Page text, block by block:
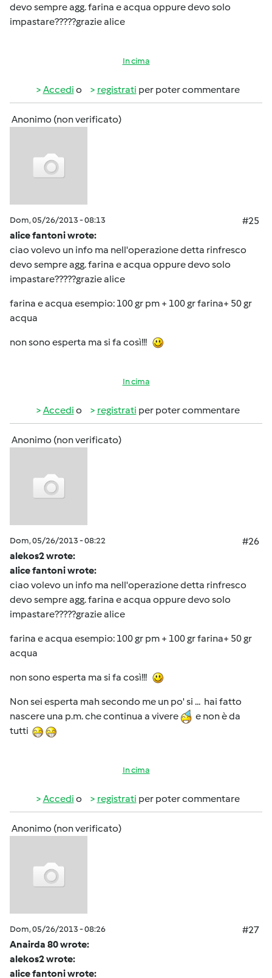
devo sempre agg. farina e acqua oppure devo solo
impastare?????grazie alice
In cima
Accedi o registrati per poter commentare
Anonimo (non verificato)
Dom, 05/26/2013 - 08:13
#25
alice fantoni wrote:
ciao volevo un info ma nell'operazione detta rinfresco
devo sempre agg. farina e acqua oppure devo solo
impastare?????grazie alice
farina e acqua esempio: 100 gr pm + 100 gr farina+ 50 gr
acqua
non sono esperta ma si fa così!!!
In cima
Accedi o registrati per poter commentare
Anonimo (non verificato)
Dom, 05/26/2013 - 08:22
#26
alekos2 wrote:
alice fantoni wrote:
ciao volevo un info ma nell'operazione detta rinfresco
devo sempre agg. farina e acqua oppure devo solo
impastare?????grazie alice
farina e acqua esempio: 100 gr pm + 100 gr farina+ 50 gr
acqua
non sono esperta ma si fa così!!!
Non sei esperta mah secondo me un po' si ... hai fatto
nascere una p.m. che continua a vivere
e non è da
tutti
In cima
Accedi o registrati per poter commentare
Anonimo (non verificato)
Dom, 05/26/2013 - 08:26
#27
Anairda 80 wrote:
alekos2 wrote:
alice fantoni wrote: